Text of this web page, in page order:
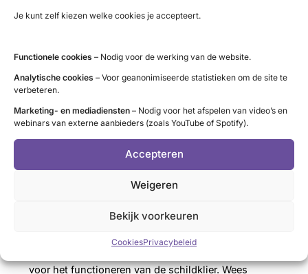
Je kunt zelf kiezen welke cookies je accepteert.
Functionele cookies – Nodig voor de werking van de website.
Analytische cookies – Voor geanonimiseerde statistieken om de site te
verbeteren.
Marketing- en mediadiensten – Nodig voor het afspelen van video’s en
webinars van externe aanbieders (zoals YouTube of Spotify).
Accepteren
Weigeren
Bekijk voorkeuren
CookiesPrivacybeleid
binnenkrijgt.
Zwangere vrouwen en vrouwen die borstvoeding
extra belangrijk om te eten volgens de Schijf van Vijf
en daarbij voldoende brood te eten.
Jodium tekort kan leiden totstruma
hypothyreoïdie
schildklier) doordat te weinig schildklierhormoon
voor het functioneren van de schildklier. Wees